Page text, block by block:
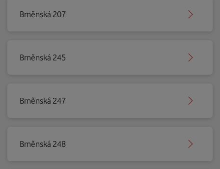
Brněnská 207
Brněnská 245
Brněnská 247
Brněnská 248